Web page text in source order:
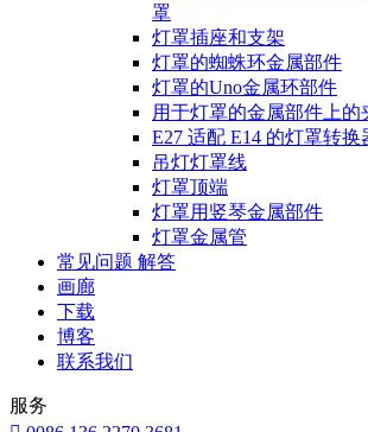
罩
灯罩插座和支架
灯罩的蜘蛛环金属部件
灯罩的Uno金属环部件
用于灯罩的金属部件上的
E27 适配 E14 的灯罩转换
吊灯灯罩线
灯罩顶端
灯罩用竖琴金属部件
灯罩金属管
常见问题 解答
画廊
下载
博客
联系我们
服务